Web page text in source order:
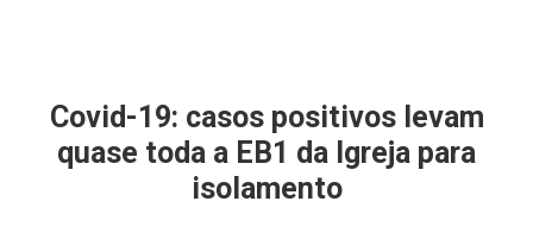
Covid-19: casos positivos levam
quase toda a EB1 da Igreja para
isolamento